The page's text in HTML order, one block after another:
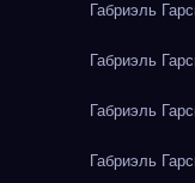
Габриэль
Габриэль
Габриэль
Габриэль